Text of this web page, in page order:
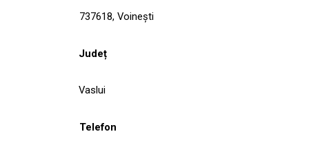
737618, Voineşti
Județ
Vaslui
Telefon